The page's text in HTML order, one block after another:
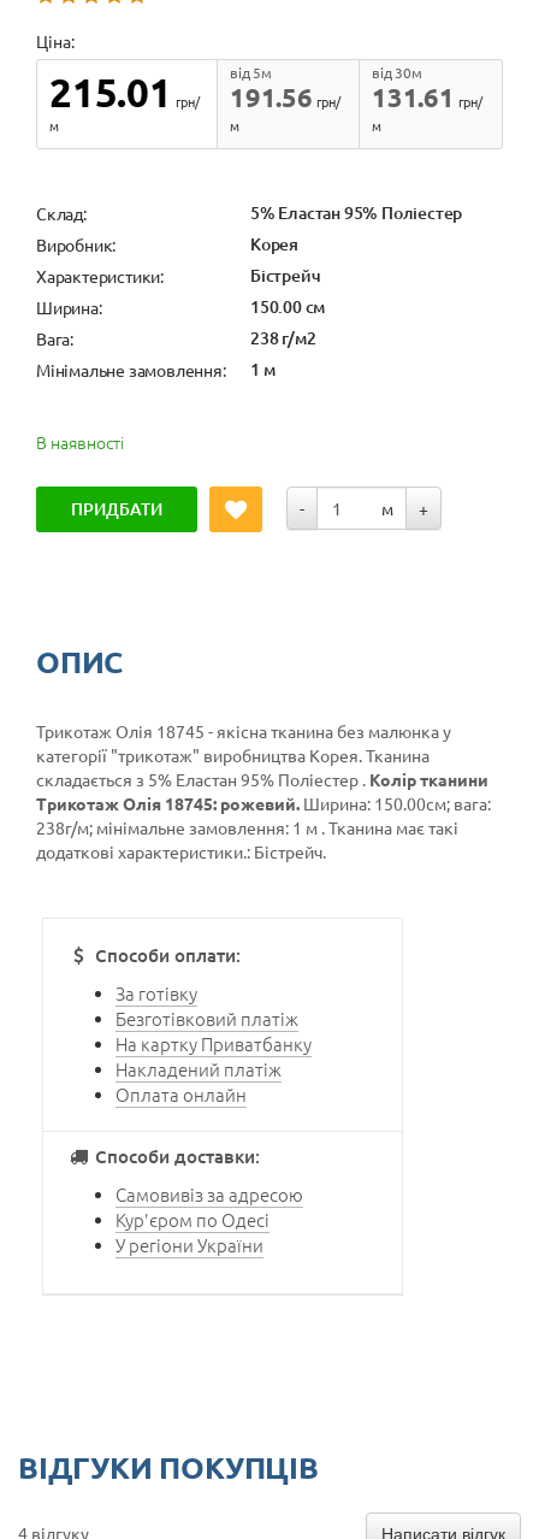
Ціна:
215.01 грн/
м
191.56
від 5м
грн/
м
131.61
від 30м
грн/
м
Cклад: 5% Еластан 95% Поліестер
Виробник: Корея
Характеристики: Бістрейч
Ширина: 150.00 см
Вага: 238 г/м2
Мінімальне замовлення: 1 м
В наявності
ПРИДБАТИ - м +
ОПИС
Трикотаж Олія 18745 - якісна тканина без малюнка у
категорії "трикотаж" виробництва Корея. Тканина
складається з 5% Еластан 95% Поліестер . Колір тканини
Трикотаж Олія 18745: рожевий. Ширина: 150.00см; вага:
238г/м; мінімальне замовлення: 1 м . Тканина має такі
додаткові характеристики.: Бістрейч.
Способи оплати:
За готівку
Безготівковий платіж
На картку Приватбанку
Накладений платіж
Оплата онлайн
Способи доставки:
Самовивіз за адресою
Кур'єром по Одесі
У регіони України
ВІДГУКИ ПОКУПЦІВ
4 відгуку Написати відгук